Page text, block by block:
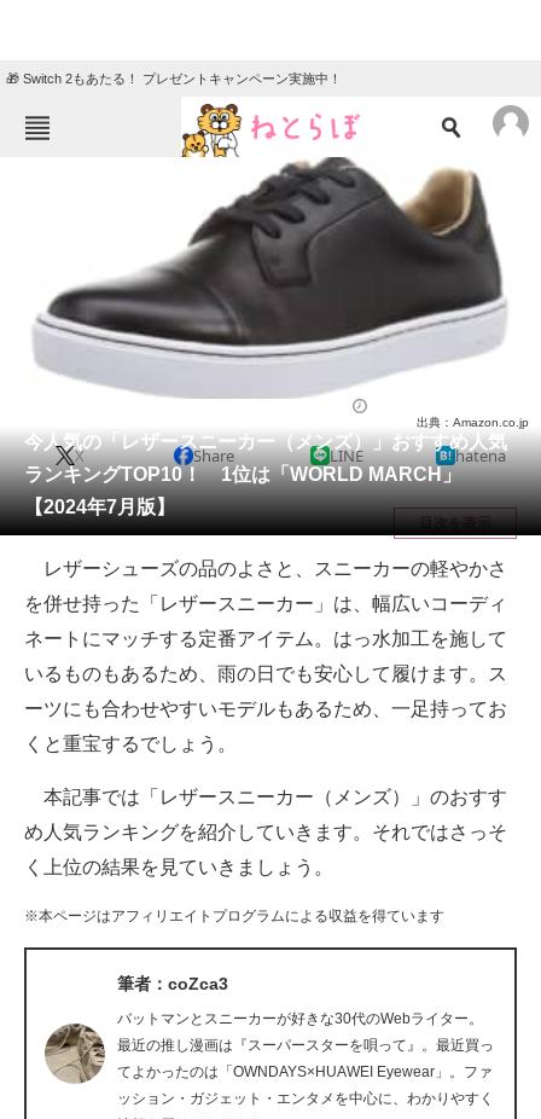
🎁 Switch 2もあたる！ プレゼントキャンペーン実施中！
ニュース
クイズ
グルメ
住まい 教育・育児
リサーチ
会員記事
メディア
注目記事を集めた総合ページ
ITの今と未来を見通す
スマホと通信の最新トレンド
進化するPCとデバイスの未来
好きが集まる 比べて選べる
ビジネスと働き方のヒント
ITエンジニア向け専門サイト
今人気の「レザースニーカー（メンズ）」おすすめ人気
ランキングTOP10！ 1位は「WORLD MARCH」
【2024年7月版】
出典：Amazon.co.jp
X Share LINE hatena
目次を表示
レザーシューズの品のよさと、スニーカーの軽やかさ
を併せ持った「レザースニーカー」は、幅広いコーディ
ネートにマッチする定番アイテム。はっ水加工を施して
いるものもあるため、雨の日でも安心して履けます。ス
ーツにも合わせやすいモデルもあるため、一足持ってお
くと重宝するでしょう。
本記事では「レザースニーカー（メンズ）」のおすす
め人気ランキングを紹介していきます。それではさっそ
く上位の結果を見ていきましょう。
※本ページはアフィリエイトプログラムによる収益を得ています
筆者：coZca3
バットマンとスニーカーが好きな30代のWebライター。
最近の推し漫画は『スーパースターを唄って』。最近買っ
てよかったのは「OWNDAYS×HUAWEI Eyewear」。ファ
ッション・ガジェット・エンタメを中心に、わかりやすく